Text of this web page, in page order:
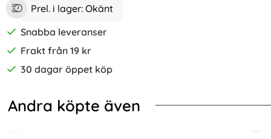
Prel. i lager: Okänt
Snabba leveranser
Frakt från 19 kr
30 dagar öppet köp
Andra köpte även